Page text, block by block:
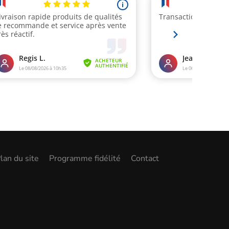
du site Programme fidélité Contact